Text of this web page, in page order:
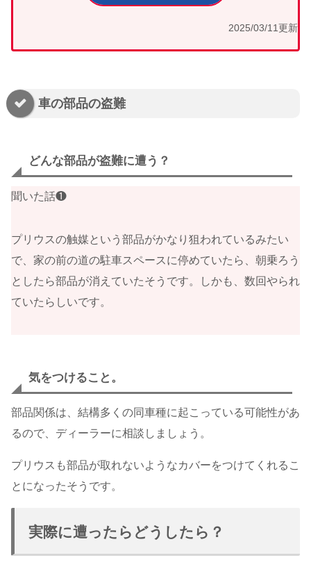
2025/03/11更新
車の部品の盗難
どんな部品が盗難に遭う？
聞いた話❶
プリウスの触媒という部品がかなり狙われているみたい
で、家の前の道の駐車スペースに停めていたら、朝乗ろう
としたら部品が消えていたそうです。しかも、数回やられ
ていたらしいです。
気をつけること。
部品関係は、結構多くの同車種に起こっている可能性があ
るので、ディーラーに相談しましょう。
プリウスも部品が取れないようなカバーをつけてくれるこ
とになったそうです。
実際に遭ったらどうしたら？